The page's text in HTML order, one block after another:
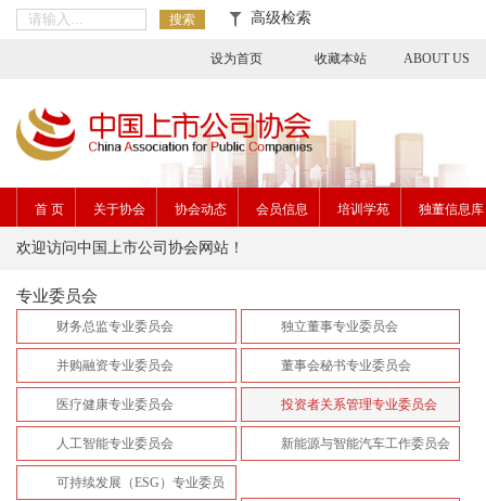
设为首页 收藏本站 ABOUT US
搜索 高级检索
首 页 关于协会 协会动态 会员信息 培训学苑 独董信息库
欢迎访问中国上市公司协会网站！
专业委员会
财务总监专业委员会 独立董事专业委员会
并购融资专业委员会 董事会秘书专业委员会
医疗健康专业委员会 投资者关系管理专业委员会
人工智能专业委员会 新能源与智能汽车工作委员会
可持续发展（ESG）专业委员